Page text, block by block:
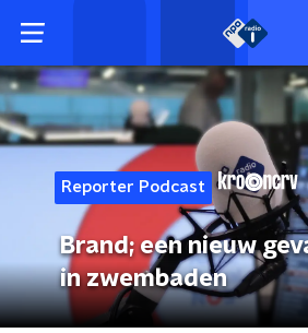
Reporter Podcast
Brand; een nieuw
in zwembaden